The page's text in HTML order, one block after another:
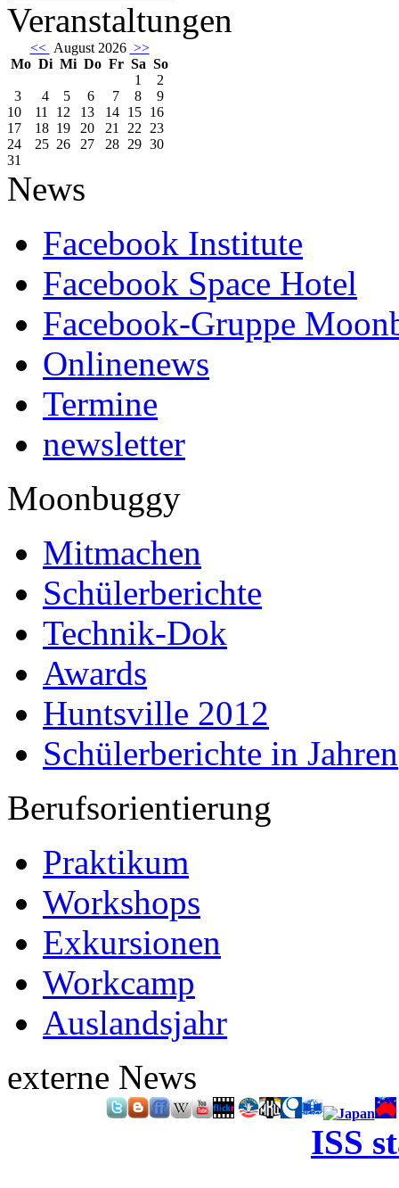
Veranstaltungen
<< August 2026 >>
Mo Di Mi Do Fr Sa So
1
2
3
4 5 6 7 8
9
10
11 12 13 14 15 16
17
18 19 20 21 22 23
24
25 26 27 28 29 30
31
News
Facebook Institute
Facebook Space Hotel
Facebook-Gruppe
Onlinenews
Termine
newsletter
Moonbuggy
Mitmachen
Schülerberichte
Technik-Dok
Awards
Huntsville 2012
Schülerberichte in Jahren
Berufsorientierung
Praktikum
Workshops
Exkursionen
Workcamp
Auslandsjahr
externe News
ISS